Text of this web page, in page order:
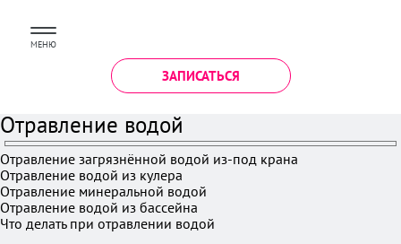
МЕНЮ
ЗАПИСАТЬСЯ
Отравление водой
Отравление загрязнённой водой из-под крана
Отравление водой из кулера
Отравление минеральной водой
Отравление водой из бассейна
Что делать при отравлении водой